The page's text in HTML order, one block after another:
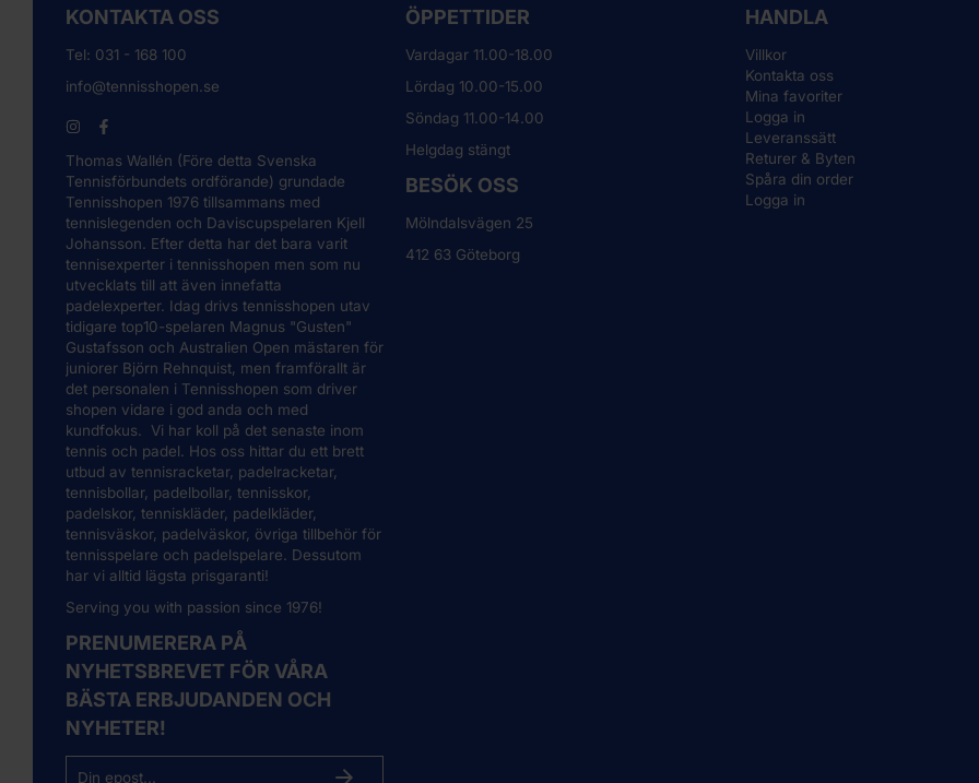
KONTAKTA OSS
Tel: 031 - 168 100
info@tennisshopen.se
Thomas Wallén (Före detta Svenska
Tennisförbundets ordförande) grundade
Tennisshopen 1976 tillsammans med
tennislegenden och Daviscupspelaren Kjell
Johansson. Efter detta har det bara varit
tennisexperter i tennisshopen men som nu
utvecklats till att även innefatta
padelexperter. Idag drivs tennisshopen utav
tidigare top10-spelaren Magnus "Gusten"
Gustafsson och Australien Open mästaren för
juniorer Björn Rehnquist, men framförallt är
det personalen i Tennisshopen som driver
shopen vidare i god anda och med
kundfokus. Vi har koll på det senaste inom
tennis och padel. Hos oss hittar du ett brett
utbud av tennisracketar, padelracketar,
tennisbollar, padelbollar, tennisskor,
padelskor, tenniskläder, padelkläder,
tennisväskor, padelväskor, övriga tillbehör för
tennisspelare och padelspelare. Dessutom
har vi alltid lägsta prisgaranti!
Serving you with passion since 1976!
PRENUMERERA PÅ
NYHETSBREVET FÖR VÅRA
BÄSTA ERBJUDANDEN OCH
NYHETER!
ÖPPETTIDER
Vardagar 11.00-18.00
Lördag 10.00-15.00
Söndag 11.00-14.00
Helgdag stängt
BESÖK OSS
Mölndalsvägen 25
412 63 Göteborg
HANDLA
Villkor
Kontakta oss
Mina favoriter
Logga in
Leveranssätt
Returer & Byten
Spåra din order
Logga in